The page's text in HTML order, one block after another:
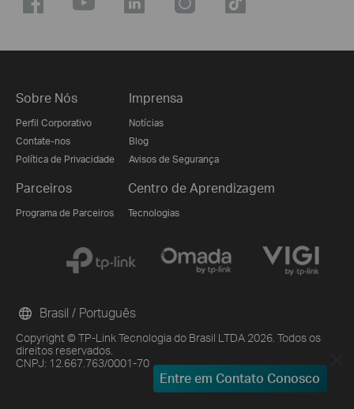
Sobre Nós
Perfil Corporativo
Contate-nos
Política de Privacidade
Imprensa
Notícias
Blog
Avisos de Segurança
Parceiros
Programa de Parceiros
Centro de Aprendizagem
Tecnologias
Copyright © TP-Link Tecnologia do Brasil LTDA 2026. Todos os
direitos reservados.
CNPJ: 12.667.763/0001-70
Brasil / Português
Entre em Contato Conosco